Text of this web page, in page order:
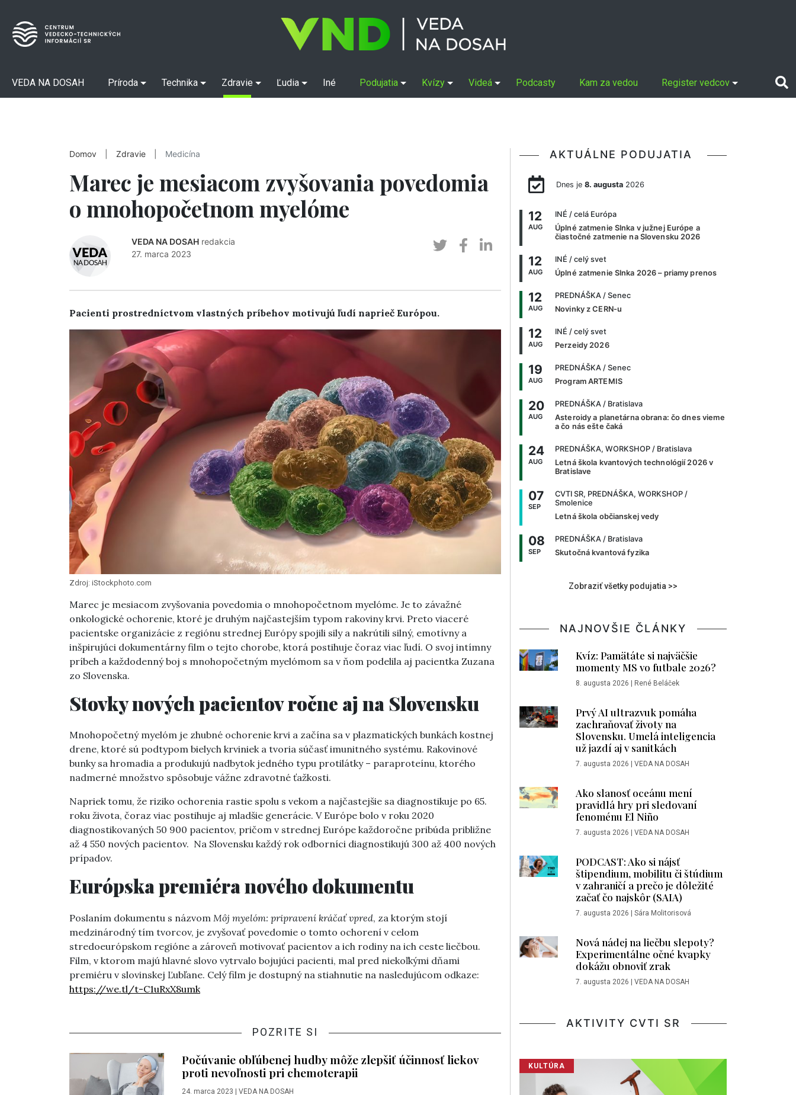
VEDA NA DOSAH Príroda Technika Zdravie Ľudia Iné Podujatia Kvízy Videá Podcasty Kam za vedou Register vedcov
Domov Zdravie Medicína
Marec je mesiacom zvyšovania povedomia
o mnohopočetnom myelóme
VEDA NA DOSAH redakcia
27. marca 2023
Pacienti prostredníctvom vlastných príbehov motivujú ľudí naprieč Európou.
Zdroj: iStockphoto.com
Marec je mesiacom zvyšovania povedomia o mnohopočetnom myelóme. Je to závažné
onkologické ochorenie, ktoré je druhým najčastejším typom rakoviny krvi. Preto viaceré
pacientske organizácie z regiónu strednej Európy spojili sily a nakrútili silný, emotívny a
inšpirujúci dokumentárny film o tejto chorobe, ktorá postihuje čoraz viac ľudí. O svoj intímny
príbeh a každodenný boj s mnohopočetným myelómom sa v ňom podelila aj pacientka Zuzana
zo Slovenska.
Stovky nových pacientov ročne aj na Slovensku
Mnohopočetný myelóm je zhubné ochorenie krvi a začína sa v plazmatických bunkách kostnej
drene, ktoré sú podtypom bielych krviniek a tvoria súčasť imunitného systému. Rakovinové
bunky sa hromadia a produkujú nadbytok jedného typu protilátky – paraproteínu, ktorého
nadmerné množstvo spôsobuje vážne zdravotné ťažkosti.
Napriek tomu, že riziko ochorenia rastie spolu s vekom a najčastejšie sa diagnostikuje po 65.
roku života, čoraz viac postihuje aj mladšie generácie. V Európe bolo v roku 2020
diagnostikovaných 50 900 pacientov, pričom v strednej Európe každoročne pribúda približne
až 4 550 nových pacientov. Na Slovensku každý rok odborníci diagnostikujú 300 až 400 nových
prípadov.
Európska premiéra nového dokumentu
Poslaním dokumentu s názvom Môj myelóm: pripravení kráčať vpred, za ktorým stojí
medzinárodný tím tvorcov, je zvyšovať povedomie o tomto ochorení v celom
stredoeurópskom regióne a zároveň motivovať pacientov a ich rodiny na ich ceste liečbou.
Film, v ktorom majú hlavné slovo vytrvalo bojujúci pacienti, mal pred niekoľkými dňami
premiéru v slovinskej Ľubľane. Celý film je dostupný na stiahnutie na nasledujúcom odkaze:
https://we.tl/t-C1uRxX8umk
POZRITE SI
Počúvanie obľúbenej hudby môže zlepšiť účinnosť liekov
proti nevoľnosti pri chemoterapii
24. marca 2023 | VEDA NA DOSAH
AKTUÁLNE PODUJATIA
Dnes je 8. augusta2026
12
AUG
INÉ / celá Európa
Úplné zatmenie Slnka v južnej Európe a
čiastočné zatmenie na Slovensku 2026
12
AUG
INÉ / celý svet
Úplné zatmenie Slnka 2026 – priamy prenos
12
AUG
PREDNÁŠKA / Senec
Novinky z CERN-u
12
AUG
INÉ / celý svet
Perzeidy 2026
19
AUG
PREDNÁŠKA / Senec
Program ARTEMIS
20
AUG
PREDNÁŠKA / Bratislava
Asteroidy a planetárna obrana: čo dnes vieme
a čo nás ešte čaká
24
AUG
PREDNÁŠKA, WORKSHOP / Bratislava
Letná škola kvantových technológií 2026 v
Bratislave
07
SEP
CVTI SR, PREDNÁŠKA, WORKSHOP /
Smolenice
Letná škola občianskej vedy
08
SEP
PREDNÁŠKA / Bratislava
Skutočná kvantová fyzika
Zobraziť všetky podujatia >>
NAJNOVŠIE ČLÁNKY
Kvíz: Pamätáte si najväčšie
momenty MS vo futbale 2026?
8. augusta 2026 | René Beláček
Prvý AI ultrazvuk pomáha
zachraňovať životy na
Slovensku. Umelá inteligencia
už jazdí aj v sanitkách
7. augusta 2026 | VEDA NA DOSAH
Ako slanosť oceánu mení
pravidlá hry pri sledovaní
fenoménu El Niño
7. augusta 2026 | VEDA NA DOSAH
PODCAST: Ako si nájsť
štipendium, mobilitu či štúdium
v zahraničí a prečo je dôležité
začať čo najskôr (SAIA)
7. augusta 2026 | Sára Molitorisová
Nová nádej na liečbu slepoty?
Experimentálne očné kvapky
dokážu obnoviť zrak
7. augusta 2026 | VEDA NA DOSAH
AKTIVITY CVTI SR
KULTÚRA